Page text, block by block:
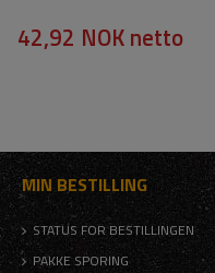
42,92 NOKnetto
MIN BESTILLING
STATUS FOR BESTILLINGEN
PAKKE SPORING